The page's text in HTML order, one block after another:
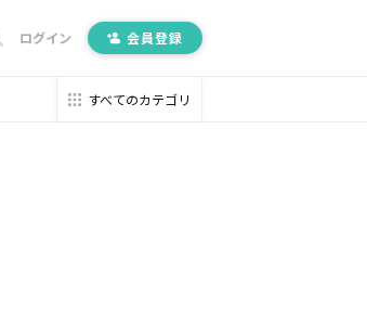
ログイン 会員登録
すべてのカテゴリ